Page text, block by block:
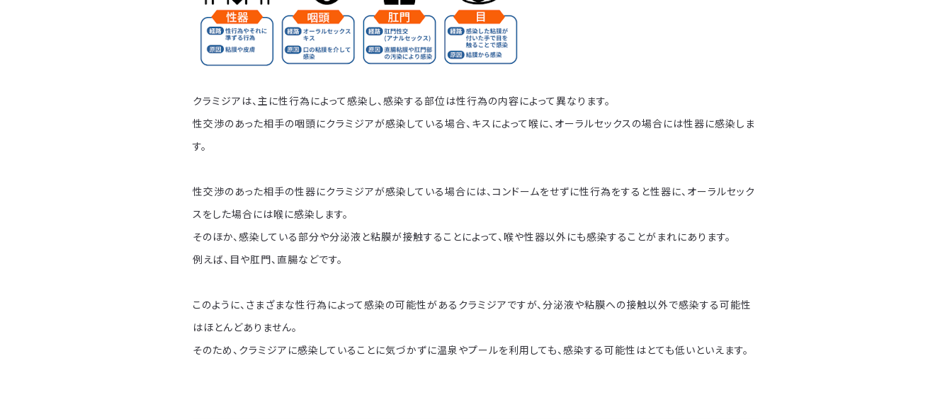
クラミジアは、主に性行為によって感染し、感染する部位は性行為の内容によって異なります。
性交渉のあった相手の咽頭にクラミジアが感染している場合、キスによって喉に、オーラルセックスの場合には性器に感染しま
す。
性交渉のあった相手の性器にクラミジアが感染している場合には、コンドームをせずに性行為をすると性器に、オーラルセック
スをした場合には喉に感染します。
そのほか、感染している部分や分泌液と粘膜が接触することによって、喉や性器以外にも感染することがまれにあります。
例えば、目や肛門、直腸などです。
このように、さまざまな性行為によって感染の可能性があるクラミジアですが、分泌液や粘膜への接触以外で感染する可能性
はほとんどありません。
そのため、クラミジアに感染していることに気づかずに温泉やプールを利用しても、感染する可能性はとても低いといえます。